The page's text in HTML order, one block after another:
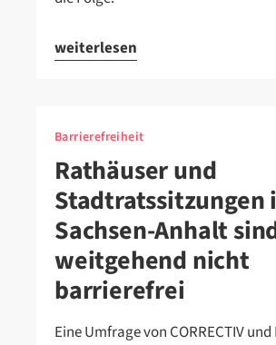
weiterlesen
Barrierefreiheit
Rathäuser und
Stadtratssitzungen
Sachsen-Anhalt
weitgehend nicht
barrierefrei
Eine Umfrage von CORRECTIV und